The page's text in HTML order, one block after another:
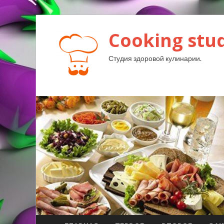
Cooking
Студия здоровой кулинарии.